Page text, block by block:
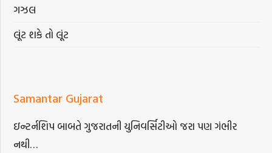
ગઝલ
લૂંટ શકે તો લૂંટ
Samantar Gujarat
ઇન્ટર્નશિપ બાબતે ગુજરાતની યુનિવર્સિટીઓ જરા પણ ગંભીર
નથી…